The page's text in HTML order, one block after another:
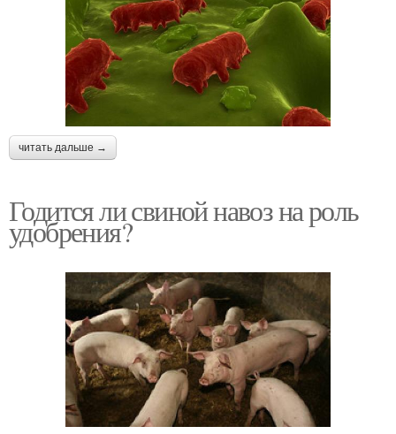
читать дальше →
Годится ли свиной навоз на роль
удобрения?